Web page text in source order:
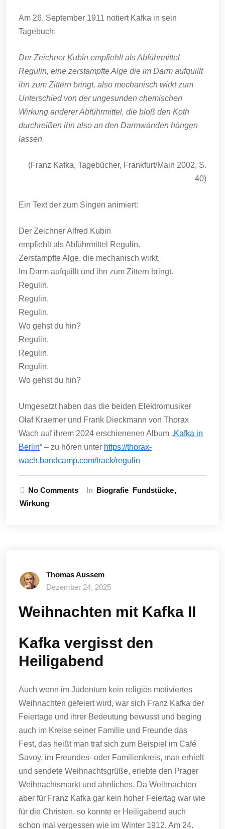
Am 26. September 1911 notiert Kafka in sein
Tagebuch:
Der Zeichner Kubin empfiehlt als Abführmittel
Regulin, eine zerstampfte Alge die im Darm aufquillt
ihn zum Zittern bringt, also mechanisch wirkt zum
Unterschied von der ungesunden chemischen
Wirkung anderer Abführmittel, die bloß den Koth
durchreißen ihn also an den Darmwänden hängen
lassen.
(Franz Kafka, Tagebücher, Frankfurt/Main 2002, S.
40)
Ein Text der zum Singen animiert:
Der Zeichner Alfred Kubin
empfiehlt als Abführmittel Regulin.
Zerstampfte Alge, die mechanisch wirkt.
Im Darm aufquillt und ihn zum Zittern bringt.
Regulin.
Regulin.
Regulin.
Wo gehst du hin?
Regulin.
Regulin.
Regulin.
Wo gehst du hin?
Umgesetzt haben das die beiden Elektromusiker
Olaf Kraemer und Frank Dieckmann von Thorax
Wach auf ihrem 2024 erschienenen Album „Kafka in
Berlin“ – zu hören unter https://thorax-
wach.bandcamp.com/track/regulin
No Comments In Biografie Fundstücke
Wirkung
Thomas Aussem
Dezember 24, 2025
Weihnachten mit Kafka II
Kafka vergisst den
Heiligabend
Auch wenn im Judentum kein religiös motiviertes
Weihnachten gefeiert wird, war sich Franz Kafka der
Feiertage und ihrer Bedeutung bewusst und beging
auch im Kreise seiner Familie und Freunde das
Fest, das heißt man traf sich zum Beispiel im Café
Savoy, im Freundes- oder Familienkreis, man erhielt
und sendete Weihnachtsgrüße, erlebte den Prager
Weihnachtsmarkt und ähnliches. Da Weihnachten
aber für Franz Kafka gar kein hoher Feiertag war wie
für die Christen, so konnte er Heiligabend auch
schon mal vergessen wie im Winter 1912. Am 24.